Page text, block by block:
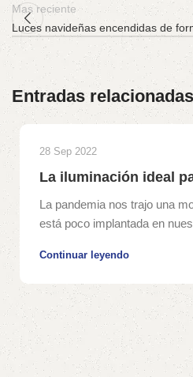
Mas reciente
Luces navideñas encendidas de
Entradas relacionadas
28 Sep 2022
La iluminación ideal
La pandemia nos trajo una
está poco implantada en
Continuar leyendo